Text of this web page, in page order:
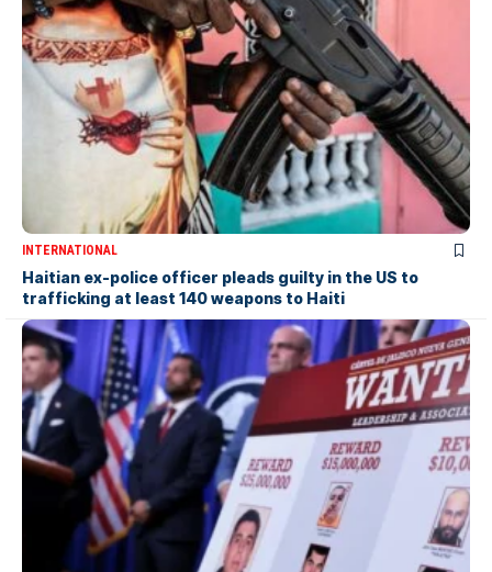
INTERNATIONAL
Haitian ex-police officer pleads guilty in the US to
trafficking at least 140 weapons to Haiti